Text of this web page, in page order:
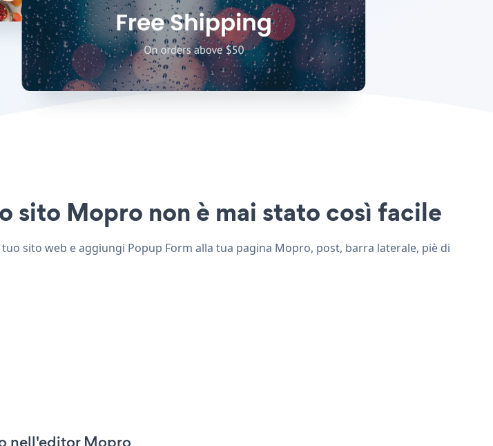
sito Mopro non è mai stato così facile
sito web e aggiungi Popup Form alla tua pagina Mopro, post, barra laterale, piè di